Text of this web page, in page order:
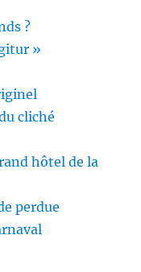
?
»
cliché
hôtel de la
perdue